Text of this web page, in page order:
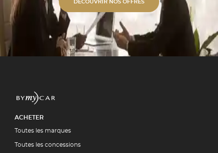
alu unies ou bi-ton. ✓
Polissage professionnel et
✓ Expertise
par la quasi-totalité des
DÉCOUVRIR NOS OFFRES
ACHETER
Toutes les marques
Toutes les concessions